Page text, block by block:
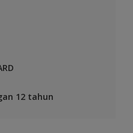
12 tahun